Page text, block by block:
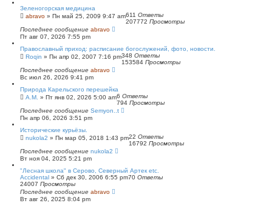
Зеленогорская медицина
abravo » Пн май 25, 2009 9:47 am611 Ответы
207772 Просмотры
Последнее сообщение abravo
Пт авг 07, 2026 7:55 pm
Православный приход: расписание богослужений, фото, новости.
Roqin » Пн апр 02, 2007 7:16 pm348 Ответы
153584 Просмотры
Последнее сообщение abravo
Вс июл 26, 2026 9:41 pm
Природа Карельского перешейка
А.М. » Пт янв 02, 2026 5:00 am6 Ответы
794 Просмотры
Последнее сообщение Semyon..t
Пн апр 06, 2026 3:51 pm
Исторические курьёзы.
nukola2 » Пн мар 05, 2018 1:43 pm22 Ответы
16792 Просмотры
Последнее сообщение nukola2
Вт ноя 04, 2025 5:21 pm
"Лесная школа" в Серово, Северный Артек etc.
Accidental » Сб дек 30, 2006 6:55 pm70 Ответы
24007 Просмотры
Последнее сообщение abravo
Вт авг 26, 2025 8:04 pm